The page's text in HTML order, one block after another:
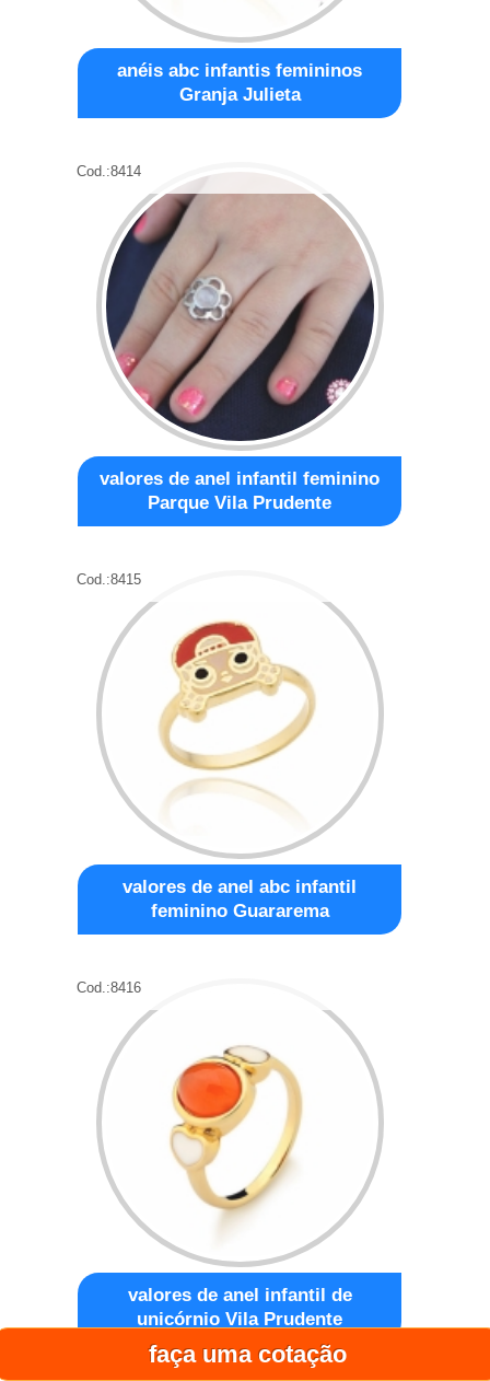
faça uma cotação
anéis abc infantis femininos
Granja Julieta
Cod.:8414
valores de anel infantil feminino
Parque Vila Prudente
Cod.:8415
valores de anel abc infantil
feminino Guararema
Cod.:8416
valores de anel infantil de
unicórnio Vila Prudente